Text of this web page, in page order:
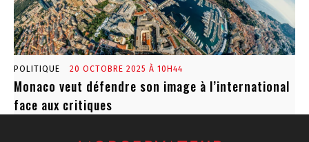
POLITIQUE 20 OCTOBRE 2025 À 10H44
Monaco veut défendre son image à l’international
face aux critiques